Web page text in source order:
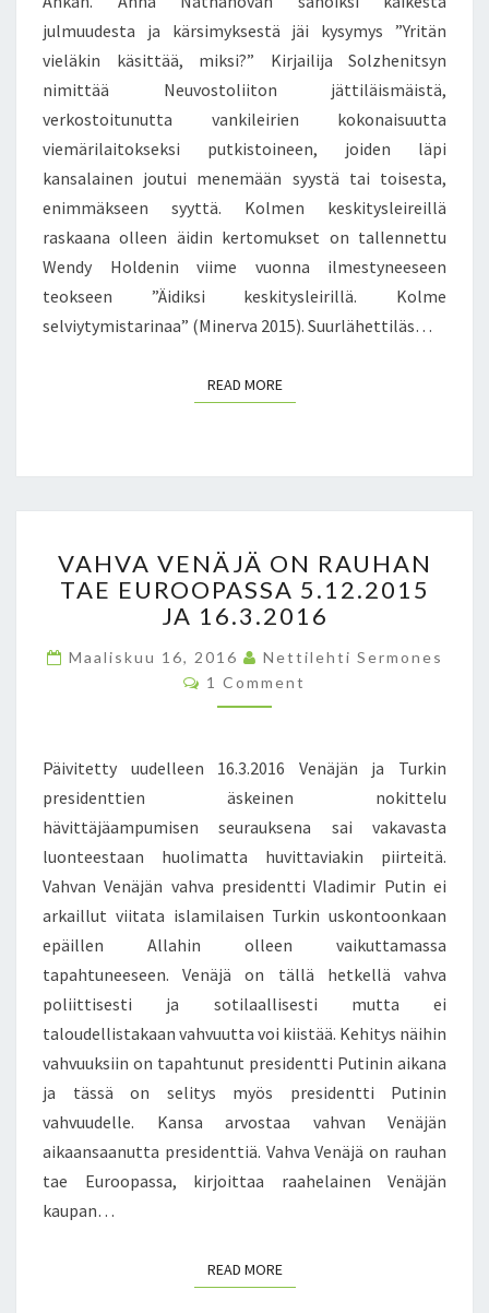
I
,
N
Ä
N
K
Ö
T
D
E
L
L
L
P
L
A
N
E
E
T
I
K
E
N
2
6
.
3
.
0
1
6
julmuudesta ja kärsimyksestä jäi kysymys ”Yritän
vieläkin käsittää, miksi?” Kirjailija Solzhenitsyn
nimittää Neuvostoliiton jättiläismäistä,
verkostoitunutta vankileirien kokonaisuutta
viemärilaitokseksi putkistoineen, joiden läpi
kansalainen joutui menemään syystä tai toisesta,
enimmäkseen syyttä. Kolmen keskitysleireillä
raskaana olleen äidin kertomukset on tallennettu
Wendy Holdenin viime vuonna ilmestyneeseen
teokseen ”Äidiksi keskitysleirillä. Kolme
selviytymistarinaa” (Minerva 2015). Suurlähettiläs…
READ MOREREAD MORE
A
H
V
V
E
N
J
Ä
O
N
R
A
H
A
N
T
E
E
U
R
O
P
S
A
VAHVA VENÄJÄ ON RAUHAN
TAE EUROOPASSA 5.12.2015
JA 16.3.2016
Maaliskuu 16, 2016
Nettilehti Sermones
C
O
T
1 Comment
Päivitetty uudelleen 16.3.2016 Venäjän ja Turkin
presidenttien äskeinen nokittelu
hävittäjäampumisen seurauksena sai vakavasta
luonteestaan huolimatta huvittaviakin piirteitä.
Vahvan Venäjän vahva presidentti Vladimir Putin ei
arkaillut viitata islamilaisen Turkin uskontoonkaan
epäillen Allahin olleen vaikuttamassa
tapahtuneeseen. Venäjä on tällä hetkellä vahva
poliittisesti ja sotilaallisesti mutta ei
taloudellistakaan vahvuutta voi kiistää. Kehitys näihin
vahvuuksiin on tapahtunut presidentti Putinin aikana
ja tässä on selitys myös presidentti Putinin
vahvuudelle. Kansa arvostaa vahvan Venäjän
aikaansaanutta presidenttiä. Vahva Venäjä on rauhan
tae Euroopassa, kirjoittaa raahelainen Venäjän
kaupan…
READ MOREREAD MORE